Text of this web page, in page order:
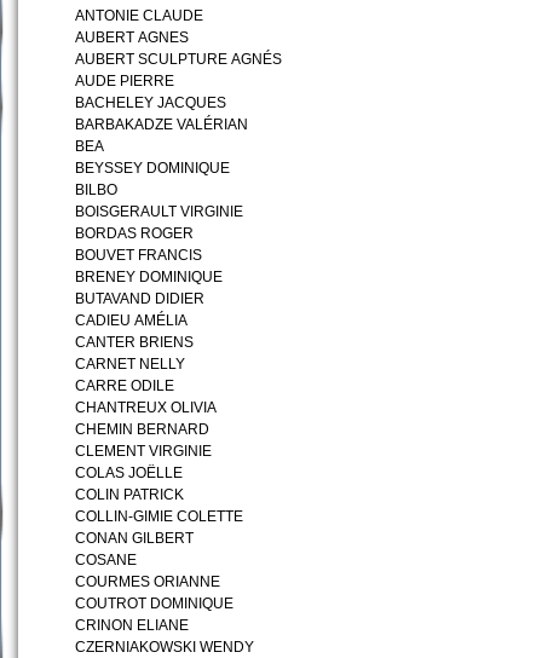
ANTONIE CLAUDE
AUBERT AGNES
AUBERT SCULPTURE AGNÉS
AUDE PIERRE
BACHELEY JACQUES
BARBAKADZE VALÉRIAN
BEA
BEYSSEY DOMINIQUE
BILBO
BOISGERAULT VIRGINIE
BORDAS ROGER
BOUVET FRANCIS
BRENEY DOMINIQUE
BUTAVAND DIDIER
CADIEU AMÉLIA
CANTER BRIENS
CARNET NELLY
CARRE ODILE
CHANTREUX OLIVIA
CHEMIN BERNARD
CLEMENT VIRGINIE
COLAS JOËLLE
COLIN PATRICK
COLLIN-GIMIE COLETTE
CONAN GILBERT
COSANE
COURMES ORIANNE
COUTROT DOMINIQUE
CRINON ELIANE
CZERNIAKOWSKI WENDY